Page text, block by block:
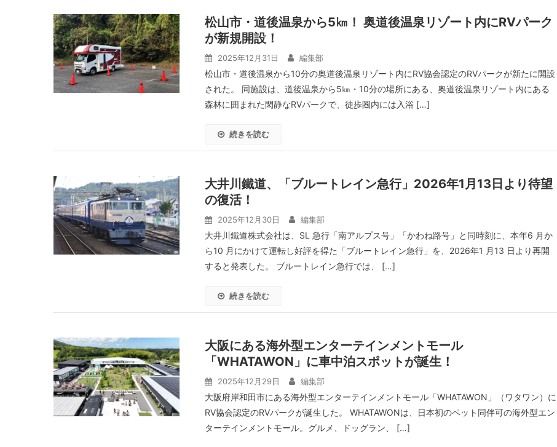
松山市・道後温泉から5㎞！ 奥道後温泉リゾート内にRVパーク
が新規開設！
2025年12月31日 編集部
松山市・道後温泉から10分の奥道後温泉リゾート内にRV協会認定のRVパークが新たに開設
された。 同施設は、道後温泉から5㎞・10分の場所にある、奥道後温泉リゾート内にある
森林に囲まれた閑静なRVパークで、徒歩圏内には入浴 […]
続きを読む
大井川鐵道、「ブルートレイン急行」2026年1月13日より待望
の復活！
2025年12月30日 編集部
大井川鐵道株式会社は、SL 急行「南アルプス号」「かわね路号」と同時刻に、本年6 月か
ら10 月にかけて運転し好評を得た「ブルートレイン急行」を、2026年1 月13 日より再開
すると発表した。 ブルートレイン急行では、 […]
続きを読む
大阪にある海外型エンターテインメントモール
「WHATAWON」に車中泊スポットが誕生！
2025年12月29日 編集部
大阪府岸和田市にある海外型エンターテインメントモール「WHATAWON」（ワタワン）に
RV協会認定のRVパークが誕生した。 WHATAWONは、日本初のペット同伴可の海外型エン
ターテインメントモール。グルメ、ドッグラン、 […]